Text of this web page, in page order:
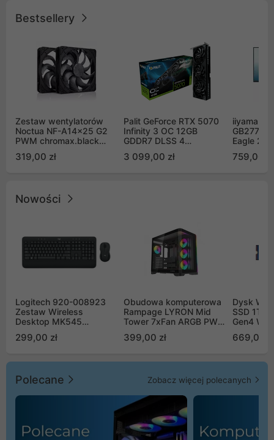
Bestsellery
Zestaw wentylatorów
Noctua NF-A14x25 G2
PWM chromax.black
Push Pull (2szt)
319,00 zł
Palit GeForce RTX 5070
Infinity 3 OC 12GB
GDDR7 DLSS 4
GB2050S)
3 099,00 zł
iiyama G-
Eagle 27"
759,00 zł
Nowości
Logitech 920-008923
Zestaw Wireless
Desktop MK545
299,00 zł
Obudowa komputerowa
Rampage LYRON Mid
Tower 7xFan ARGB PWM
399,00 zł
Dysk WD
SSD 1TB
Gen4
669,00
Polecane Zobacz więcej polecanych